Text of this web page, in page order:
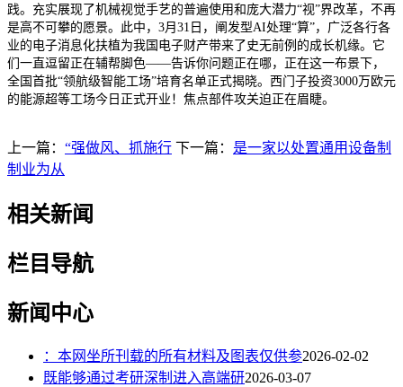
践。充实展现了机械视觉手艺的普遍使用和庞大潜力“视”界改革，不再
是高不可攀的愿景。此中，3月31日，阐发型AI处理“算”，广泛各行各
业的电子消息化扶植为我国电子财产带来了史无前例的成长机缘。它
们一直逗留正在辅帮脚色——告诉你问题正在哪，正在这一布景下，
全国首批“领航级智能工场”培育名单正式揭晓。西门子投资3000万欧元
的能源超等工场今日正式开业！焦点部件攻关迫正在眉睫。
上一篇： “强做风、抓施行 下一篇： 是一家以处置通用设备制
制业为从
相关新闻
栏目导航
新闻中心
：本网坐所刊载的所有材料及图表仅供参2026-02-02
既能够通过考研深制进入高端研2026-03-07